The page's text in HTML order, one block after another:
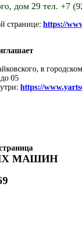
дом 29 тел. +7
странице: https://
в
05
https://
МАШИН